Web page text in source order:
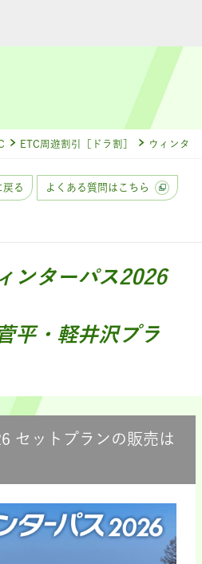
ETC周遊割引［ドラ割］ ウィンタ
戻る よくある質問はこちら
ンターパス2026
平・軽井沢プラ
セットプランの販売は